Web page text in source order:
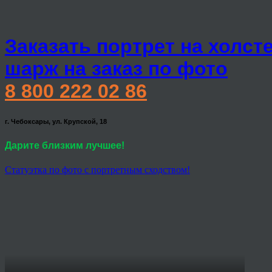
Заказать портрет на
шарж на заказ по фото
8 800 222 02 86
г. Чебоксары, ул. Крупской, 18
Дарите близким лучшее!
Статуэтка по фото с портретным сходством!